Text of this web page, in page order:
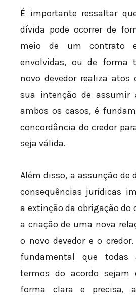
É importante ressaltar
dívida pode ocorrer de
meio de um contrato
envolvidas, ou de forma
novo devedor realiza atos
sua intenção de assumir
ambos os casos, é
concordância do credor
seja válida.
Além disso, a assunção de
consequências jurídicas
a extinção da obrigação do
a criação de uma nova
o novo devedor e o
fundamental que todas
termos do acordo sejam
forma clara e precisa,